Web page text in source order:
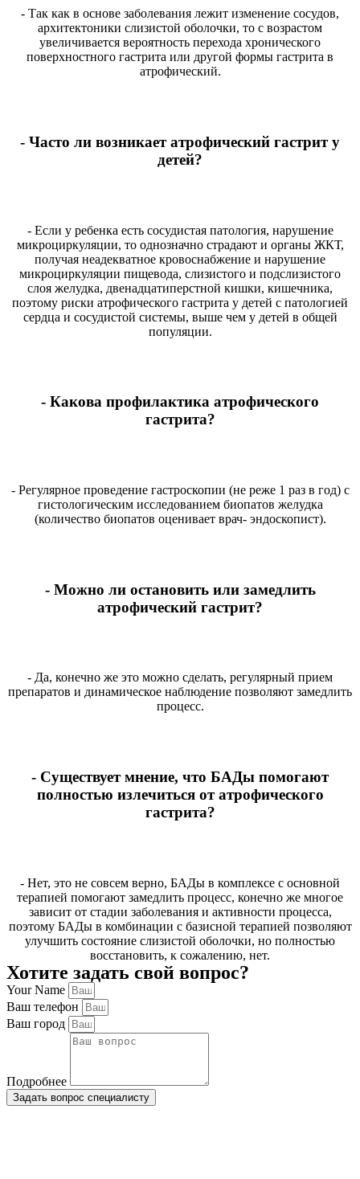
- Так как в основе заболевания лежит изменение сосудов,
архитектоники слизистой оболочки, то с возрастом
увеличивается вероятность перехода хронического
поверхностного гастрита или другой формы гастрита в
атрофический.
- Часто ли возникает атрофический гастрит у
детей?
- Если у ребенка есть сосудистая патология, нарушение
микроциркуляции, то однозначно страдают и органы ЖКТ,
получая неадекватное кровоснабжение и нарушение
микроциркуляции пищевода, слизистого и подслизистого
слоя желудка, двенадцатиперстной кишки, кишечника,
поэтому риски атрофического гастрита у детей с патологией
сердца и сосудистой системы, выше чем у детей в общей
популяции.
- Какова профилактика атрофического
гастрита?
- Регулярное проведение гастроскопии (не реже 1 раз в год) с
гистологическим исследованием биопатов желудка
(количество биопатов оценивает врач- эндоскопист).
- Можно ли остановить или замедлить
атрофический гастрит?
- Да, конечно же это можно сделать, регулярный прием
препаратов и динамическое наблюдение позволяют замедлить
процесс.
- Существует мнение, что БАДы помогают
полностью излечиться от атрофического
гастрита?
- Нет, это не совсем верно, БАДы в комплексе с основной
терапией помогают замедлить процесс, конечно же многое
зависит от стадии заболевания и активности процесса,
поэтому БАДы в комбинации с базисной терапией позволяют
улучшить состояние слизистой оболочки, но полностью
восстановить, к сожалению, нет.
Хотите задать свой вопрос?
Your Name
Ваш телефон
Ваш город
Подробнее
Задать вопрос специалисту